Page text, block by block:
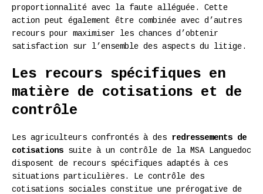
proportionnalité avec la faute alléguée. Cette
action peut également être combinée avec d’autres
recours pour maximiser les chances d’obtenir
satisfaction sur l’ensemble des aspects du litige.
Les recours spécifiques en
matière de cotisations et de
contrôle
Les agriculteurs confrontés à des redressements de
cotisations suite à un contrôle de la MSA Languedoc
disposent de recours spécifiques adaptés à ces
situations particulières. Le contrôle des
cotisations sociales constitue une prérogative de